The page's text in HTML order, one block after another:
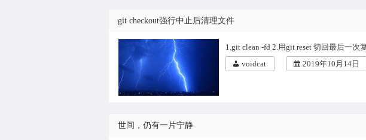
git checkout强行中止后清理文件
1.git clean -fd 2.用git reset 切回最后一次
voidcat
2019年10月14日
世间，仍有一片宁静